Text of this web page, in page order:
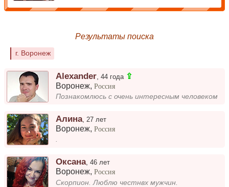
Результаты поиска
г. Воронеж
Alexander ,44 года ⇪
Воронеж,Россия
Познакомлюсь с очень интересным человеком
Алина, 27 лет
Воронеж,Россия
.
Оксана,46 лет
Воронеж,Россия
Скорпион. Люблю честнвх мужчин.